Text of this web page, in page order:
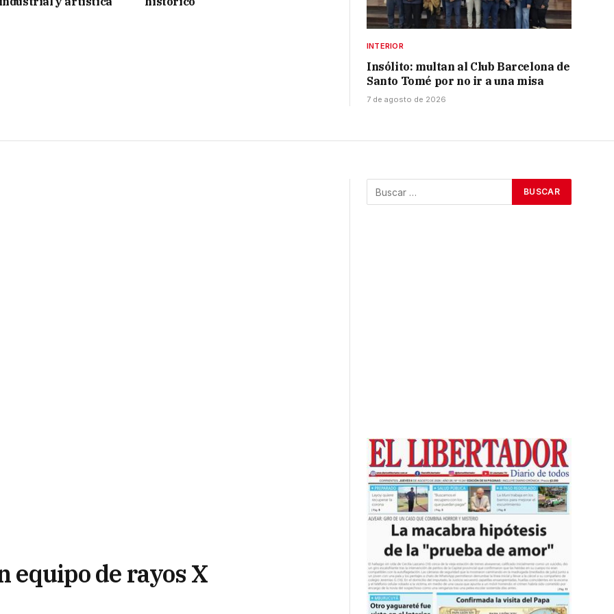
INTERIOR
Insólito: multan al Club Barcelona de
Santo Tomé por no ir a una misa
7 de agosto de 2026
equipo de rayos X